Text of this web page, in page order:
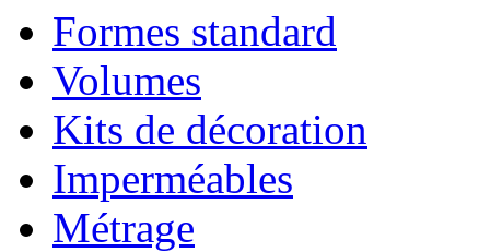
Formes standard
Volumes
Kits de décoration
Imperméables
Métrage